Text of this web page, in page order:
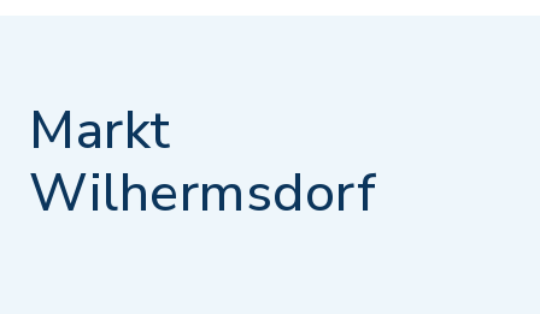
Markt
Wilhermsdorf